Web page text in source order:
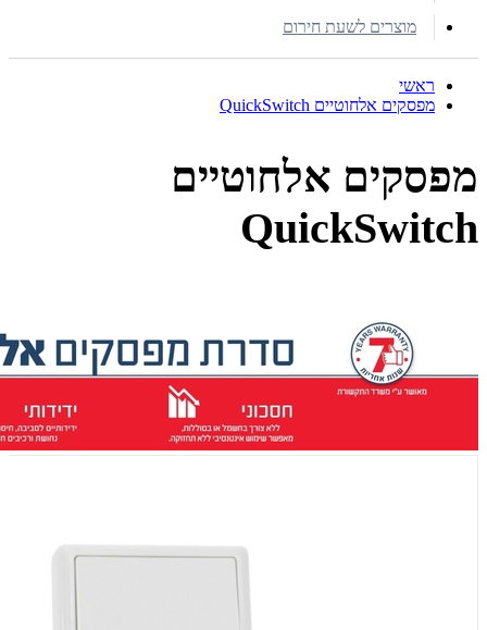
מוצרים לשעת חירום
ראשי
מפסקים אלחוטיים QuickSwitch
מפסקים אלחוטיים
QuickSwitch